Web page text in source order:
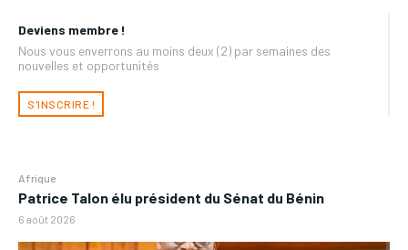
Deviens membre !
Nous vous enverrons au moins deux (2) par semaines des
nouvelles et opportunités
S'INSCRIRE !
Afrique
Patrice Talon élu président du Sénat du Bénin
6 août 2026